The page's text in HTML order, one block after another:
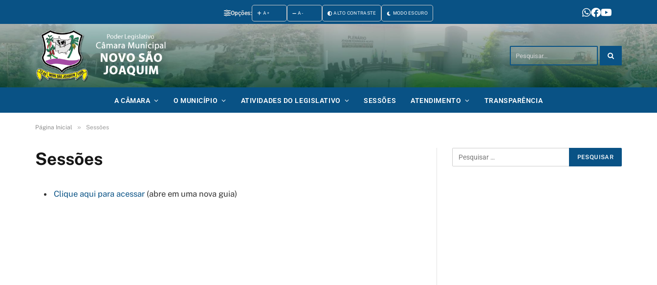
Opções: A+ A- ALTO CONTRASTE MODO ESCURO
A CÂMARA O MUNICÍPIO ATIVIDADES DO LEGISLATIVO SESSÕES ATENDIMENTO TRANSPARÊNCIA
Página Inicial » Sessões
Sessões
Clique aqui para acessar (abre em uma nova guia)